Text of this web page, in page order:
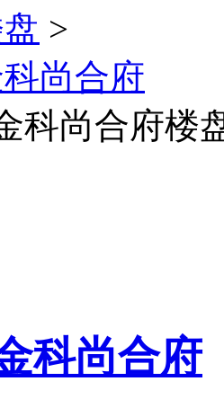
>
尚合府
科尚合府楼
科尚合府